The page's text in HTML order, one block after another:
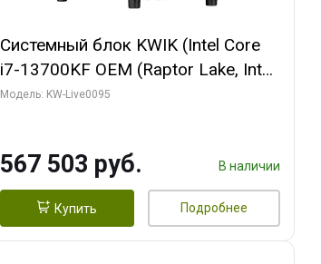
Системный блок KWIK (Intel Core
i7-13700KF OEM (Raptor Lake, Intel
7, C16 8EC/8PC/ 32 ГБ ОЗУ (2
Turbo/ 512 ГБ SSD)
Модель: KW-Live0095
567 503 руб. В наличии
Купить Подробнее